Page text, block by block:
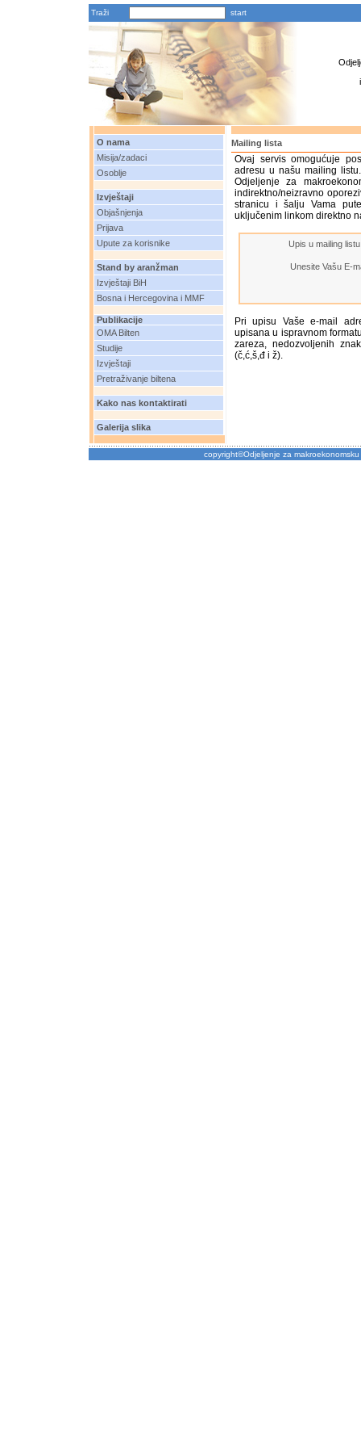
Traži
O nama
Misija/zadaci
Osoblje
Izvještaji
Objašnjenja
Prijava
Upute za korisnike
Stand by aranžman
Izvještaji BiH
Bosna i Hercegovina i MMF
Publikacije
OMA Bilten
Studije
Izvještaji
Pretraživanje biltena
Kako nas kontaktirati
Galerija slika
Mailing lista
Ovaj servis omogućuje
adresu u našu mailing
Odjeljenje za
indirektno/neizravno
stranicu i šalju Vama
uključenim linkom direktno
Upis u mailing
Unesite Vašu E-
Pri upisu Vaše e-mail
upisana u ispravnom
zareza, nedozvoljenih
(č,ć,š,đ i ž).
copyright©Odjeljenje za